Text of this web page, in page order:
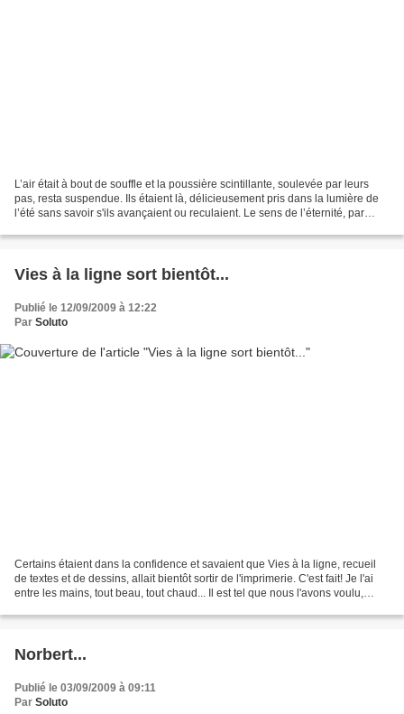
L’air était à bout de souffle et la poussière scintillante, soulevée par leurs
pas, resta suspendue. Ils étaient là, délicieusement pris dans la lumière de
l’été sans savoir s'ils avançaient ou reculaient. Le sens de l’éternité, par
Vies à la ligne sort bientôt...
Publié le 12/09/2009 à 12:22
Par Soluto
Certains étaient dans la confidence et savaient que Vies à la ligne, recueil
de textes et de dessins, allait bientôt sortir de l'imprimerie. C'est fait! Je l'ai
entre les mains, tout beau, tout chaud... Il est tel que nous l'avons voulu,
Norbert...
Publié le 03/09/2009 à 09:11
Par Soluto